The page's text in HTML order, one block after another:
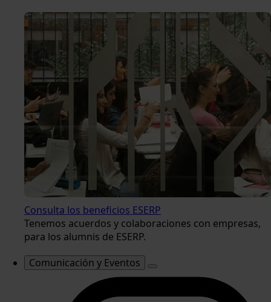
Consulta los beneficios ESERP
Tenemos acuerdos y colaboraciones con empresas,
para los alumnis de ESERP.
Comunicación y Eventos